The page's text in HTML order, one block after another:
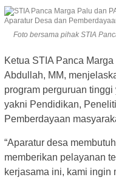
Foto bersama pihak STIA
Ketua STIA Panca
Abdullah, MM,
program perguruan
yakni Pendidikan,
Pemberdayaan
“Aparatur desa
memberikan pelayanan
kerjasama ini, kami ingin